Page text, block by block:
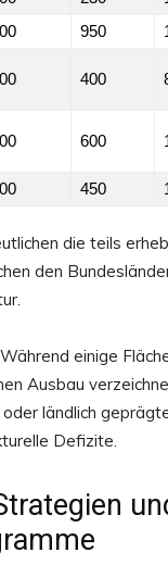
950
400
600
450
die teils
den
einige
Ausbau
ländlich
Defizite.